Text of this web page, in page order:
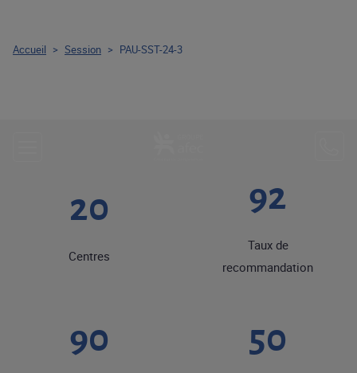
20
Centres
92
Taux de
recommandation
90 50
Accueil > Session > PAU-SST-24-3